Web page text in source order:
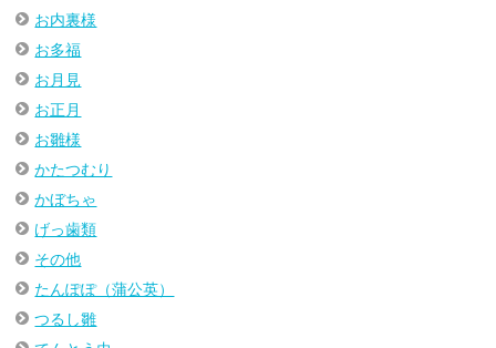
お内裏様
お多福
お月見
お正月
お雛様
かたつむり
かぼちゃ
げっ歯類
その他
たんぽぽ（蒲公英）
つるし雛